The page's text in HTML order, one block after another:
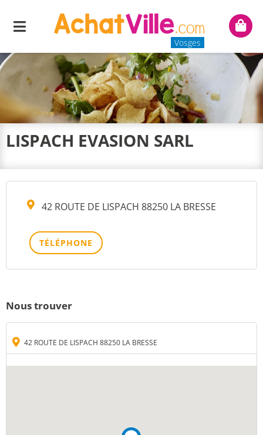
Menu
Vosges
Mon
LISPACH EVASION SARL
42 ROUTE DE LISPACH 88250 LA BRESSE
TÉLÉPHONE
Nous trouver
42 ROUTE DE LISPACH 88250 LA BRESSE